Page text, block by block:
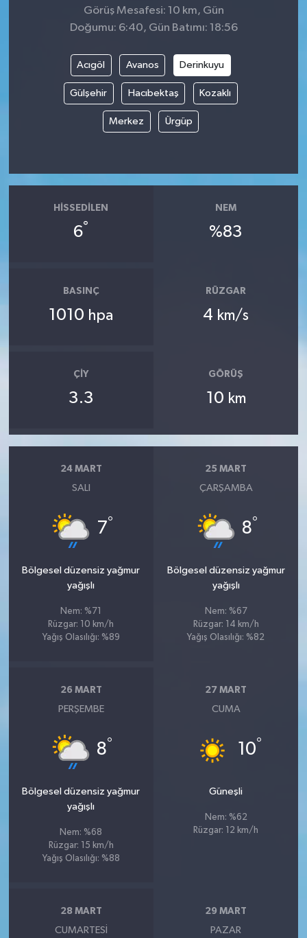
Görüş Mesafesi: 10 km, Gün
Doğumu: 6:40, Gün Batımı: 18:56
Acıgöl Avanos Derinkuyu
Gülşehir Hacıbektaş Kozaklı
Merkez Ürgüp
HISSEDILEN
6°
NEM
%83
BASINÇ
1010 hpa
RÜZGAR
4 km/s
ÇIY
3.3
GÖRÜŞ
10 km
24 MART
SALI
7°
Bölgesel düzensiz yağmur
yağışlı
Nem: %71
Rüzgar: 10 km/h
Yağış Olasılığı: %89
25 MART
ÇARŞAMBA
8°
Bölgesel düzensiz yağmur
yağışlı
Nem: %67
Rüzgar: 14 km/h
Yağış Olasılığı: %82
26 MART
PERŞEMBE
8°
Bölgesel düzensiz yağmur
yağışlı
Nem: %68
Rüzgar: 15 km/h
Yağış Olasılığı: %88
27 MART
CUMA
10°
Güneşli
Nem: %62
Rüzgar: 12 km/h
28 MART
CUMARTESI
29 MART
PAZAR